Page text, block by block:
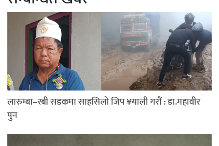
लारुम्बा–रबी सडकमा साहसिलो जिप ¥याली गरौं : डा.महावीर
पुन